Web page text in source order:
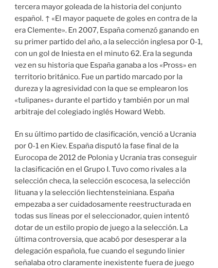
tercera mayor goleada de la historia del conjunto
español. ↑ «El mayor paquete de goles en contra de la
era Clemente». En 2007, España comenzó ganando en
su primer partido del año, a la selección inglesa por 0-1,
con un gol de Iniesta en el minuto 62. Era la segunda
vez en su historia que España ganaba a los «Pross» en
territorio británico. Fue un partido marcado por la
dureza y la agresividad con la que se emplearon los
«tulipanes» durante el partido y también por un mal
arbitraje del colegiado inglés Howard Webb.
En su último partido de clasificación, venció a Ucrania
por 0-1 en Kiev. España disputó la fase final de la
Eurocopa de 2012 de Polonia y Ucrania tras conseguir
la clasificación en el Grupo I. Tuvo como rivales a la
selección checa, la selección escocesa, la selección
lituana y la selección liechtensteiniana. España
empezaba a ser cuidadosamente reestructurada en
todas sus líneas por el seleccionador, quien intentó
dotar de un estilo propio de juego a la selección. La
última controversia, que acabó por desesperar a la
delegación española, fue cuando el segundo linier
señalaba otro claramente inexistente fuera de juego